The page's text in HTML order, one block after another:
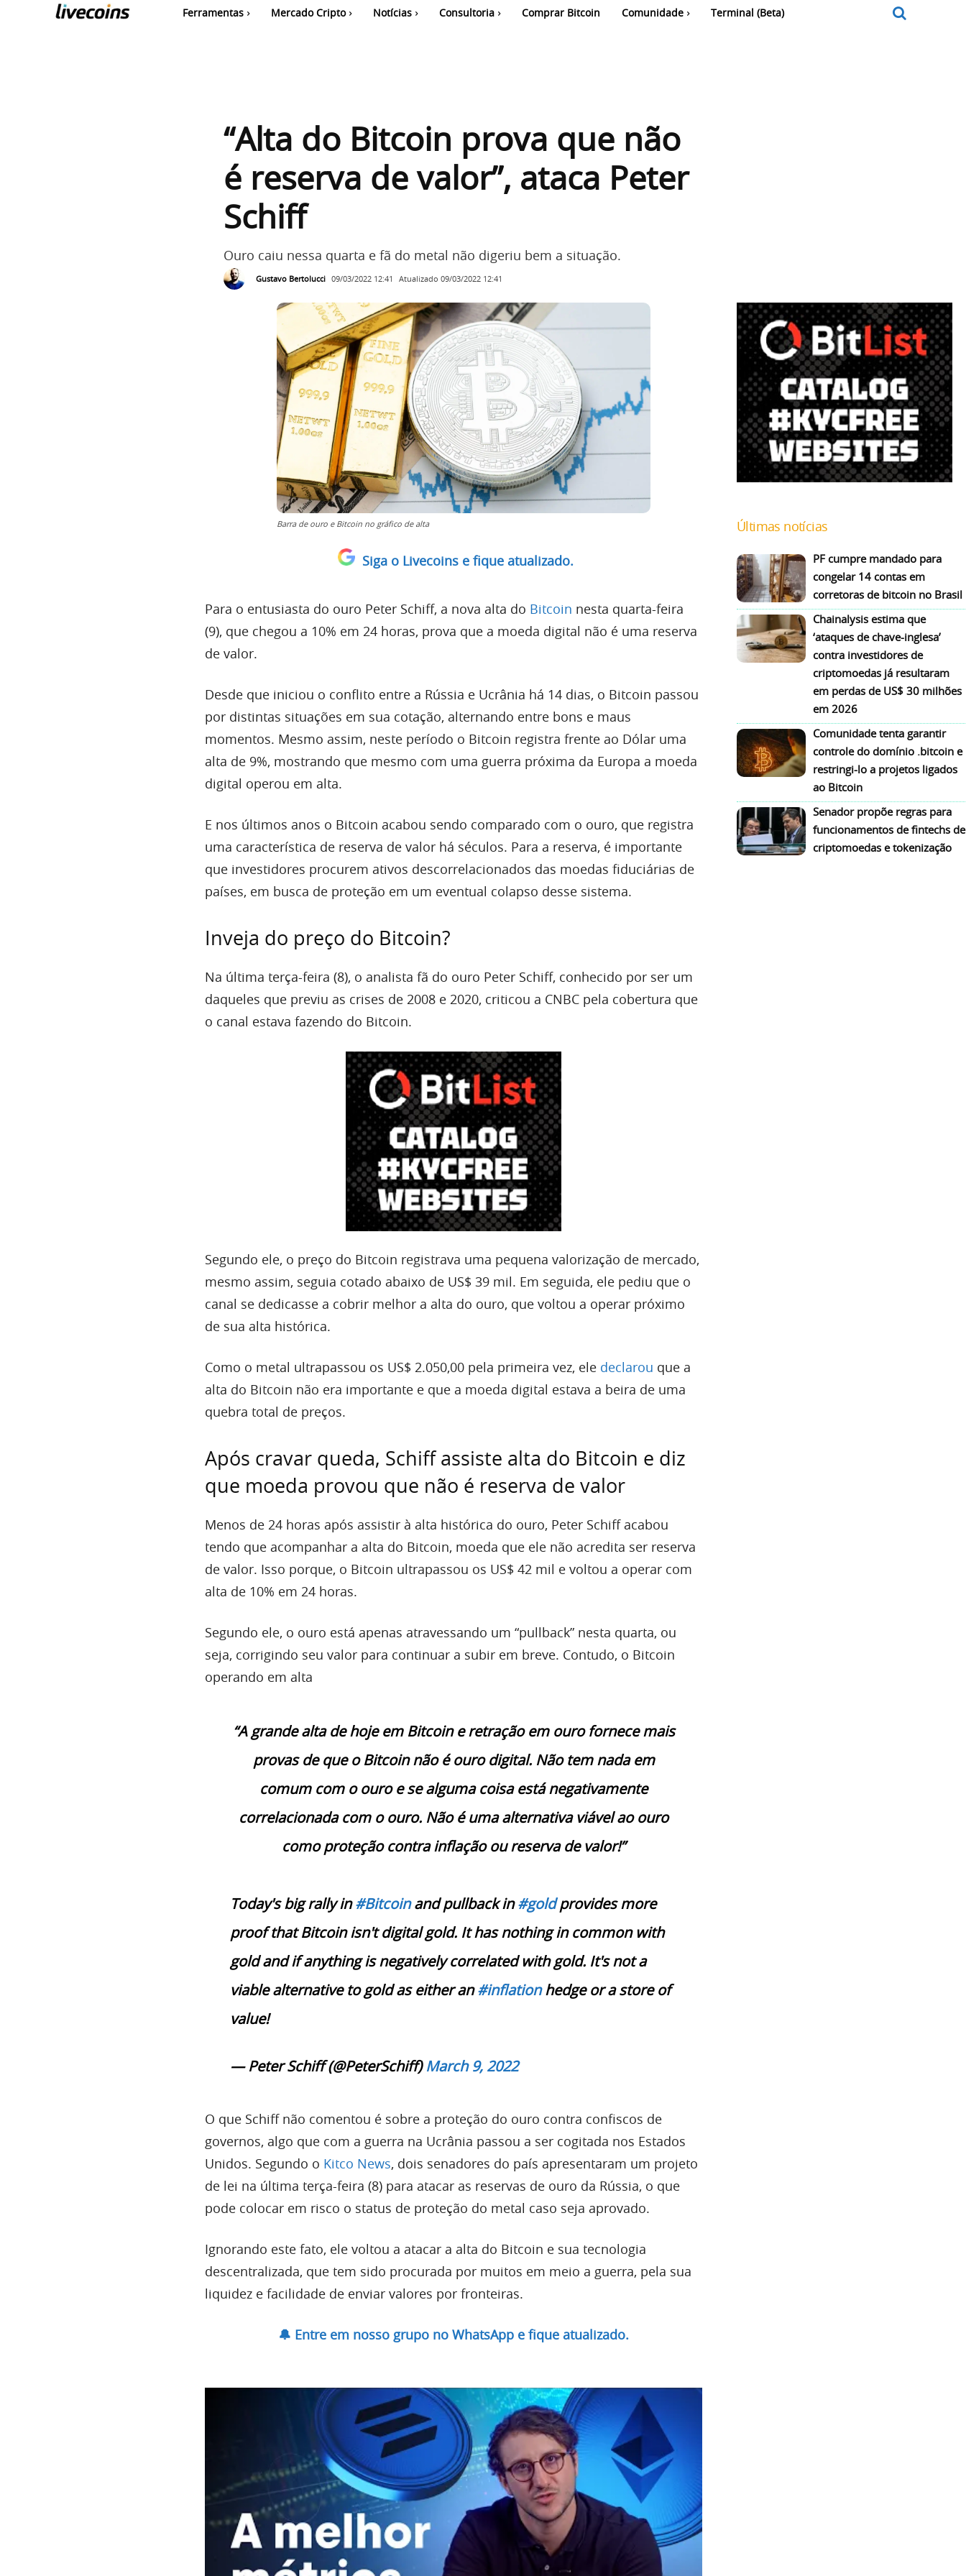
Ferramentas Mercado Cripto Notícias Consultoria Comprar Bitcoin Comunidade Terminal (Beta)
“Alta do Bitcoin prova que não
é reserva de valor”, ataca Peter
Schiff
Ouro caiu nessa quarta e fã do metal não digeriu bem a situação.
Gustavo Bertolucci 09/03/2022 12:41 Atualizado 09/03/2022 12:41
Barra de ouro e Bitcoin no gráfico de alta
Siga o Livecoins e fique atualizado.
Para o entusiasta do ouro Peter Schiff, a nova alta do Bitcoin nesta quarta-feira
(9), que chegou a 10% em 24 horas, prova que a moeda digital não é uma reserva
de valor.
Desde que iniciou o conflito entre a Rússia e Ucrânia há 14 dias, o Bitcoin passou
por distintas situações em sua cotação, alternando entre bons e maus
momentos. Mesmo assim, neste período o Bitcoin registra frente ao Dólar uma
alta de 9%, mostrando que mesmo com uma guerra próxima da Europa a moeda
digital operou em alta.
E nos últimos anos o Bitcoin acabou sendo comparado com o ouro, que registra
uma característica de reserva de valor há séculos. Para a reserva, é importante
que investidores procurem ativos descorrelacionados das moedas fiduciárias de
países, em busca de proteção em um eventual colapso desse sistema.
Inveja do preço do Bitcoin?
Na última terça-feira (8), o analista fã do ouro Peter Schiff, conhecido por ser um
daqueles que previu as crises de 2008 e 2020, criticou a CNBC pela cobertura que
o canal estava fazendo do Bitcoin.
Segundo ele, o preço do Bitcoin registrava uma pequena valorização de mercado,
mesmo assim, seguia cotado abaixo de US$ 39 mil. Em seguida, ele pediu que o
canal se dedicasse a cobrir melhor a alta do ouro, que voltou a operar próximo
de sua alta histórica.
Como o metal ultrapassou os US$ 2.050,00 pela primeira vez, ele declarou que a
alta do Bitcoin não era importante e que a moeda digital estava a beira de uma
quebra total de preços.
Após cravar queda, Schiff assiste alta do Bitcoin e diz
que moeda provou que não é reserva de valor
Menos de 24 horas após assistir à alta histórica do ouro, Peter Schiff acabou
tendo que acompanhar a alta do Bitcoin, moeda que ele não acredita ser reserva
de valor. Isso porque, o Bitcoin ultrapassou os US$ 42 mil e voltou a operar com
alta de 10% em 24 horas.
Segundo ele, o ouro está apenas atravessando um “pullback” nesta quarta, ou
seja, corrigindo seu valor para continuar a subir em breve. Contudo, o Bitcoin
operando em alta
“A grande alta de hoje em Bitcoin e retração em ouro fornece mais
provas de que o Bitcoin não é ouro digital. Não tem nada em
comum com o ouro e se alguma coisa está negativamente
correlacionada com o ouro. Não é uma alternativa viável ao ouro
como proteção contra inflação ou reserva de valor!”
Today's big rally in#Bitcoinand pullback in#goldprovides more
proof that Bitcoin isn't digital gold. It has nothing in common with
gold and if anything is negatively correlated with gold. It's not a
viable alternative to gold as either an#inflationhedge or a store of
value!
— Peter Schiff (@PeterSchiff)March 9, 2022
O que Schiff não comentou é sobre a proteção do ouro contra confiscos de
governos, algo que com a guerra na Ucrânia passou a ser cogitada nos Estados
Unidos. Segundo o Kitco News, dois senadores do país apresentaram um projeto
de lei na última terça-feira (8) para atacar as reservas de ouro da Rússia, o que
pode colocar em risco o status de proteção do metal caso seja aprovado.
Ignorando este fato, ele voltou a atacar a alta do Bitcoin e sua tecnologia
descentralizada, que tem sido procurada por muitos em meio a guerra, pela sua
liquidez e facilidade de enviar valores por fronteiras.
🔔 Entre em nosso grupo no WhatsApp e fique atualizado.
Últimas notícias
PF cumpre mandado para
congelar 14 contas em
corretoras de bitcoin no Brasil
Chainalysis estima que
‘ataques de chave-inglesa’
contra investidores de
criptomoedas já resultaram
em perdas de US$ 30 milhões
em 2026
Comunidade tenta garantir
controle do domínio .bitcoin e
restringi-lo a projetos ligados
ao Bitcoin
Senador propõe regras para
funcionamentos de fintechs de
criptomoedas e tokenização